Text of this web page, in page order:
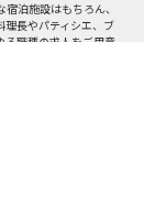
泊施設はもちろん、
理長やパティシエ、ブ
る職種の求人をご用意